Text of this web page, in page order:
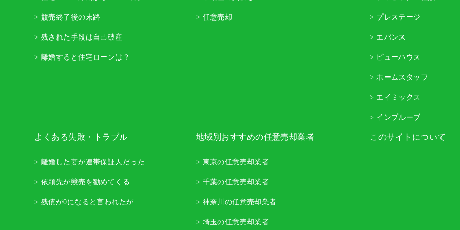
> 競売終了後の末路
> 残された手段は自己破産
> 離婚すると住宅ローンは？
> 任意売却 > プレステージ
> エバンス
> ビューハウス
> ホームスタッフ
> エイミックス
> インプルーブ
よくある失敗・トラブル
> 離婚した妻が連帯保証人だった
> 依頼先が競売を勧めてくる
> 残債が0になると言われたが…
地域別おすすめの任意売却業者
> 東京の任意売却業者
> 千葉の任意売却業者
> 神奈川の任意売却業者
> 埼玉の任意売却業者
このサイトについて